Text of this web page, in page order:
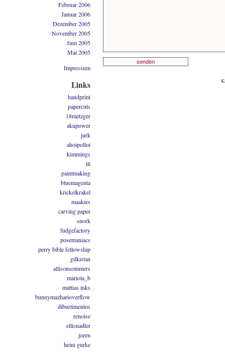
Februar 2006
Januar 2006
Dezember 2005
November 2005
Juni 2005
Mai 2005
Impressum
Links
handprint
papercuts
18metzger
akupower
jurk
ahoipolloi
kimmings
ili
paintmaking
bluemagenta
krickelkrakel
maakies
carving paper
snork
fudgefactory
posemaniacs
perry bible fellowship
gilkistan
allisonsommers
mariola_b
mattias inks
bunnymazharioverflow
diburtimentos
renoise
ellisnadler
joern
heini gurke